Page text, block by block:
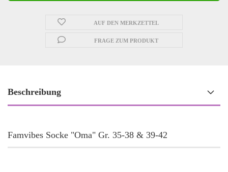
AUF DEN MERKZETTEL
FRAGE ZUM PRODUKT
Beschreibung
Famvibes Socke "Oma" Gr. 35-38 & 39-42